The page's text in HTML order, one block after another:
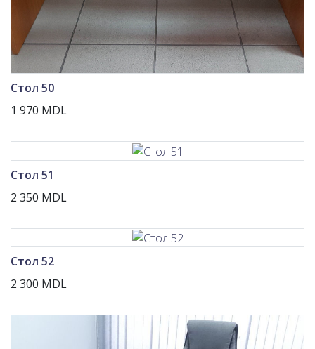
Стол 50
1 970 MDL
Стол 51
2 350 MDL
Стол 52
2 300 MDL